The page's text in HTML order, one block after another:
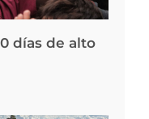
días de alto